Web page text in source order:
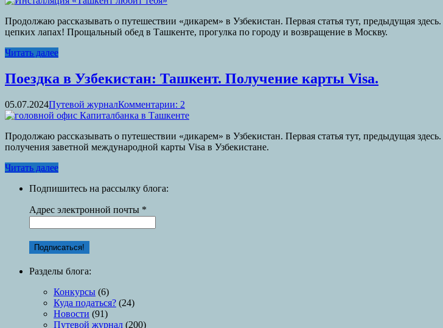
Продолжаю рассказывать о путешествии «дикарем» в Узбекистан. Первая статья тут, предыдущая
цепких лапах! Прощальный обед в Ташкенте, прогулка по городу и возвращение в Москву.
Читать далее
Поездка в Узбекистан: Ташкент. Получение карты Visa.
05.07.2024Путевой журналКомментарии: 2
Продолжаю рассказывать о путешествии «дикарем» в Узбекистан. Первая статья тут, предыдущая
получения заветной международной карты Visa в Узбекистане.
Читать далее
Подпишитесь на рассылку блога:
Адрес электронной почты *
Разделы блога:
Конкурсы (6)
Куда податься? (24)
Новости (91)
Путевой журнал (200)